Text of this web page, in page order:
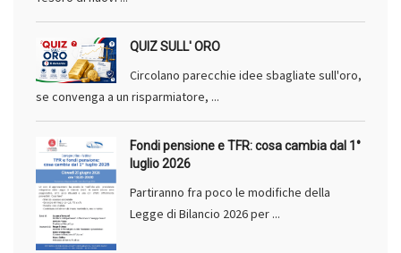
QUIZ SULL' ORO
Circolano parecchie idee sbagliate sull'oro,
se convenga a un risparmiatore, ...
Fondi pensione e TFR: cosa cambia dal 1°
luglio 2026
Partiranno fra poco le modifiche della
Legge di Bilancio 2026 per ...